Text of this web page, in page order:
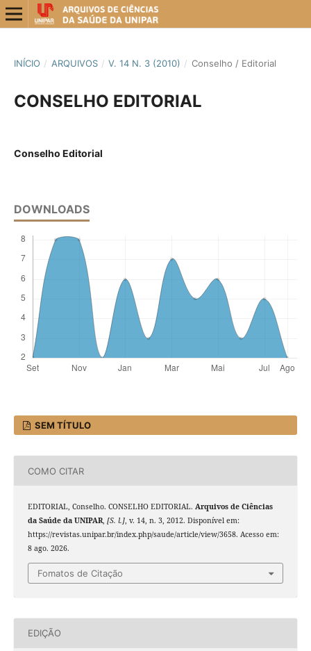
INÍCIO / ARQUIVOS / V. 14 N. 3 (2010) / Conselho / Editorial
CONSELHO EDITORIAL
Conselho Editorial
DOWNLOADS
SEM TÍTULO
COMO CITAR
EDITORIAL, Conselho. CONSELHO EDITORIAL. Arquivos de Ciências
da Saúde da UNIPAR, [S. l.], v. 14, n. 3, 2012. Disponível em:
https://revistas.unipar.br/index.php/saude/article/view/3658. Acesso em:
8 ago. 2026.
Fomatos de Citação
EDIÇÃO